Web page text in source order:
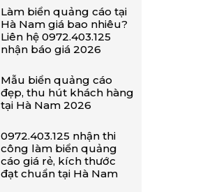
Làm biển quảng cáo tại
Hà Nam giá bao nhiêu?
Liên hệ 0972.403.125
nhận báo giá 2026
Mẫu biển quảng cáo
đẹp, thu hút khách hàng
tại Hà Nam 2026
0972.403.125 nhận thi
công làm biển quảng
cáo giá rẻ, kích thước
đạt chuẩn tại Hà Nam